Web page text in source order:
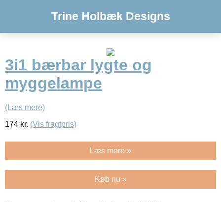
Trine Holbæk Designs
3i1 bærbar lygte og
myggelampe
(Læs mere)
174 kr. (Vis fragtpris)
Læs mere »
Køb nu »